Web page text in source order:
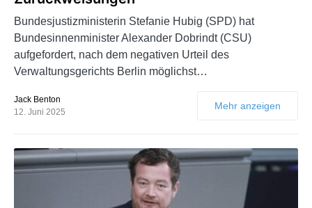
Bundesjustizministerin Stefanie Hubig (SPD) hat
Bundesinnenminister Alexander Dobrindt (CSU)
aufgefordert, nach dem negativen Urteil des
Verwaltungsgerichts Berlin möglichst…
Jack Benton
12. Juni 2025
Mehr anzeigen